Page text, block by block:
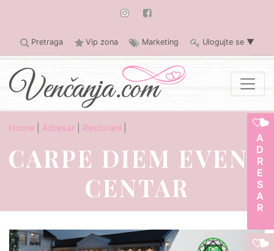
Pretraga Vip zona Marketing Ulogujte se ▼
ADRESAR
Home Adresar Restorani
CARPE DIEM EVENT
CENTAR